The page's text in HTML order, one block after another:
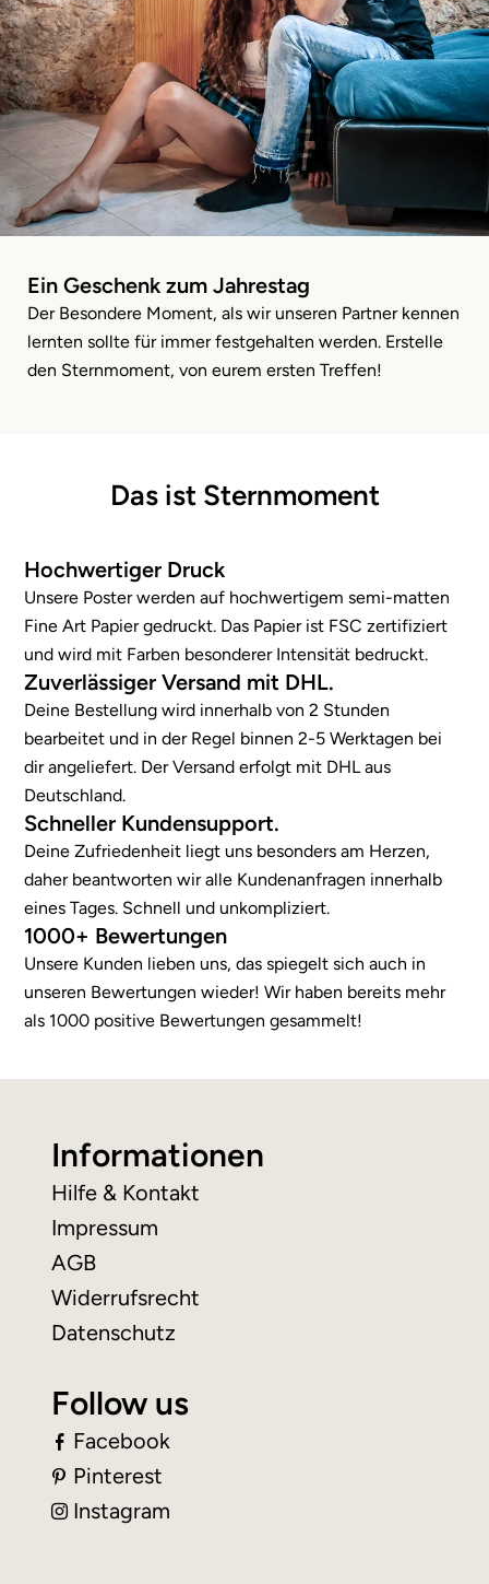
Ein Geschenk zum Jahrestag
Der Besondere Moment, als wir unseren Partner kennen
lernten sollte für immer festgehalten werden. Erstelle
den Sternmoment, von eurem ersten Treffen!
Das ist Sternmoment
Hochwertiger Druck
Unsere Poster werden auf hochwertigem semi-matten
Fine Art Papier gedruckt. Das Papier ist FSC zertifiziert
und wird mit Farben besonderer Intensität bedruckt.
Zuverlässiger Versand mit DHL.
Deine Bestellung wird innerhalb von 2 Stunden
bearbeitet und in der Regel binnen 2-5 Werktagen bei
dir angeliefert. Der Versand erfolgt mit DHL aus
Deutschland.
Schneller Kundensupport.
Deine Zufriedenheit liegt uns besonders am Herzen,
daher beantworten wir alle Kundenanfragen innerhalb
eines Tages. Schnell und unkompliziert.
1000+ Bewertungen
Unsere Kunden lieben uns, das spiegelt sich auch in
unseren Bewertungen wieder! Wir haben bereits mehr
als 1000 positive Bewertungen gesammelt!
Informationen
Hilfe & Kontakt
Impressum
AGB
Widerrufsrecht
Datenschutz
Follow us
Facebook
Pinterest
Instagram